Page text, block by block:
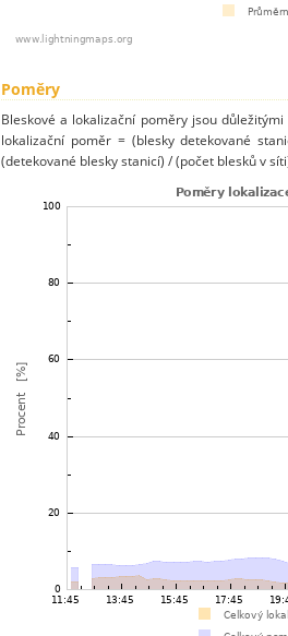
Poměry
Bleskové a lokalizační poměry jsou
lokalizační poměr = (blesky detekované
(detekované blesky stanicí) / (počet blesků v